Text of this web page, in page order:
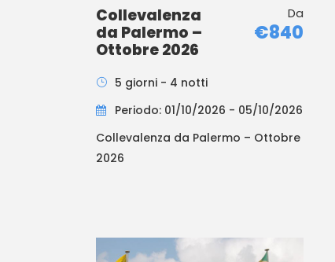
Collevalenza
da Palermo –
Ottobre 2026
Da
€840
5 giorni - 4 notti
Periodo: 01/10/2026 - 05/10/2026
Collevalenza da Palermo – Ottobre
2026